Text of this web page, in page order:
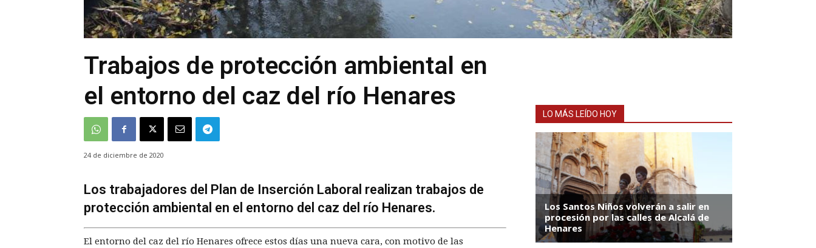
Trabajos de protección ambiental en
el entorno del caz del río Henares
24 de diciembre de 2020
Los trabajadores del Plan de Inserción Laboral realizan trabajos de
protección ambiental en el entorno del caz del río Henares.
El entorno del caz del río Henares ofrece estos días una nueva cara, con motivo de las
LO MÁS LEÍDO HOY